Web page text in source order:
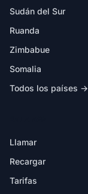
Sudán del Sur
Ruanda
Zimbabue
Somalia
Todos los países →
Llamar
Recargar
Tarifas